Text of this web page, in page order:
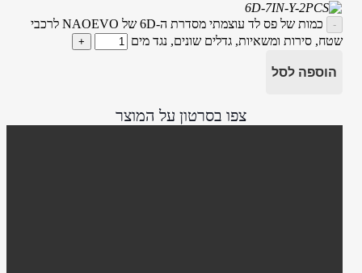
כמות של פס לד עוצמתי מסדרת ה-6D של NAOEVO לרכבי
שטח, סירות ומשאיות, גדלים שונים, נגד מים
הוספה לסל
צפו בסרטון על המוצר